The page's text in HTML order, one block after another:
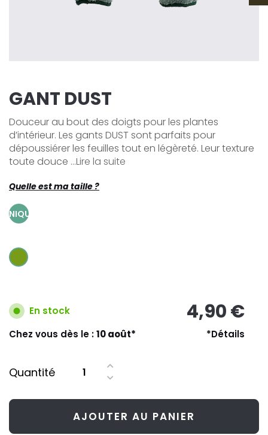
GANT DUST
Douceur au bout des doigts pour les plantes
d’intérieur. Les gants DUST sont parfaits pour
dépoussiérer les feuilles tout en légèreté. Leur texture
toute douce ...Lire la suite
Quelle est ma taille ?
UNIQUE
En stock 4,90 €
Chez vous dès le :10 août* *Détails
Quantité
AJOUTER AU PANIER